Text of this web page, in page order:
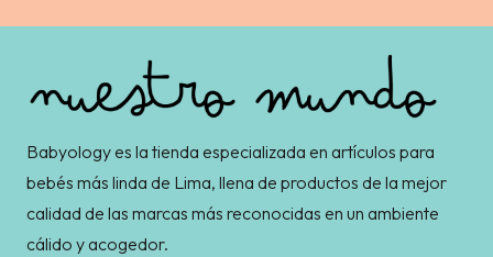
Babyology es la tienda especializada en artículos para
bebés más linda de Lima, llena de productos de la mejor
calidad de las marcas más reconocidas en un ambiente
cálido y acogedor.